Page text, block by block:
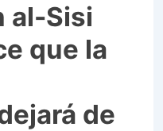
al-Sisi
que la
de